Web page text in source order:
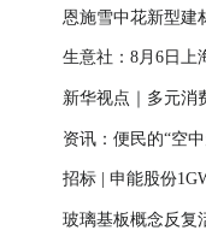
恩施雪中花新型建
生意社：8月6日上
新华视点｜多元消
资讯：便民的“空
招标 | 申能股份
玻璃基板概念反复